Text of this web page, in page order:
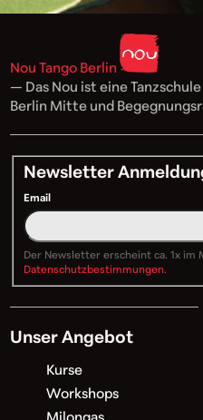
Nou Tango Berlin
— Das Nou ist eine
Berlin Mitte und
Newsletter
Email
Der Newsletter erscheint ca. 1x im
Datenschutzbestimmungen.
Unser Angebot
Kurse
Workshops